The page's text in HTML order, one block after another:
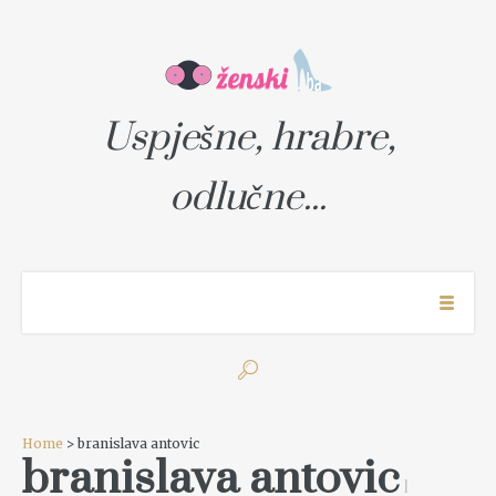
Uspješne, hrabre,
odlučne...
Home > branislava antovic
branislava antovic 1